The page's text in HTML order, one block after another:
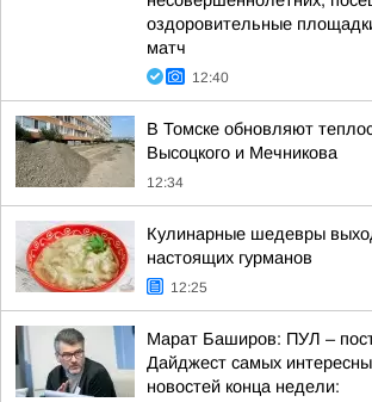
оздоровительные
матч
12:40
В Томске обновляют
Высоцкого и Мечникова
12:34
Кулинарные шедевры
настоящих гурманов
12:25
Марат Баширов: ПУЛ –
Дайджест самых
новостей конца недели: